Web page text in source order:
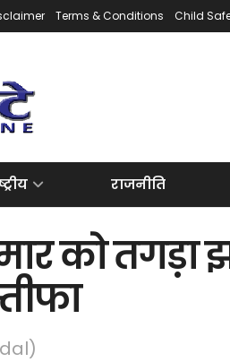
Terms & Conditions Child
राजनीति
को तगड़ा